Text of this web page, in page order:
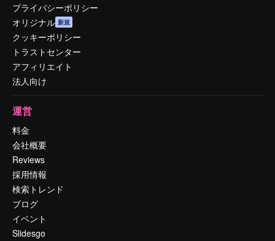
プライバシーポリシー
オリジナル 新規
クッキーポリシー
トラストセンター
アフィリエイト
法人向け
運営
料金
会社概要
Reviews
採用情報
検索トレンド
ブログ
イベント
Slidesgo